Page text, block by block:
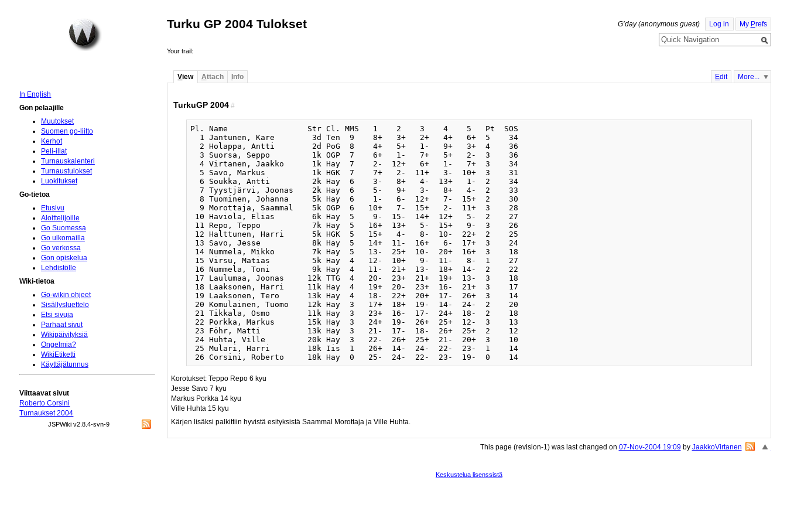
G’day (anonymous guest) Log in My Prefs
Turku GP 2004 Tulokset
Your trail:
Edit More...
View Attach Info
TurkuGP 2004 #
Pl. Name                 Str Cl. MMS   1    2    3    4    5   Pt  SOS
  1 Jantunen, Kare        3d Ten  9    8+   3+   2+   4+   6+  5    34
  2 Holappa, Antti        2d PoG  8    4+   5+   1-   9+   3+  4    36
  3 Suorsa, Seppo         1k OGP  7    6+   1-   7+   5+   2-  3    36
  4 Virtanen, Jaakko      1k Hay  7    2-  12+   6+   1-   7+  3    34
  5 Savo, Markus          1k HGK  7    7+   2-  11+   3-  10+  3    31
  6 Soukka, Antti         2k Hay  6    3-   8+   4-  13+   1-  2    34
  7 Tyystjärvi, Joonas    2k Hay  6    5-   9+   3-   8+   4-  2    33
  8 Tuominen, Johanna     5k Hay  6    1-   6-  12+   7-  15+  2    30
  9 Morottaja, Saammal    5k OGP  6   10+   7-  15+   2-  11+  3    28
10 Haviola, Elias        6k Hay  5    9-  15-  14+  12+   5-  2    27
11 Repo, Teppo           7k Hay  5   16+  13+   5-  15+   9-  3    26
12 Halttunen, Harri      5k HGK  5   15+   4-   8-  10-  22+  2    25
13 Savo, Jesse           8k Hay  5   14+  11-  16+   6-  17+  3    24
14 Nummela, Mikko        7k Hay  5   13-  25+  10-  20+  16+  3    18
15 Virsu, Matias         5k Hay  4   12-  10+   9-  11-   8-  1    27
16 Nummela, Toni         9k Hay  4   11-  21+  13-  18+  14-  2    22
17 Laulumaa, Joonas     12k TTG  4   20-  23+  21+  19+  13-  3    18
18 Laaksonen, Harri     11k Hay  4   19+  20-  23+  16-  21+  3    17
19 Laaksonen, Tero      13k Hay  4   18-  22+  20+  17-  26+  3    14
20 Komulainen, Tuomo    12k Hay  3   17+  18+  19-  14-  24-  2    20
21 Tikkala, Osmo        11k Hay  3   23+  16-  17-  24+  18-  2    18
22 Porkka, Markus       15k Hay  3   24+  19-  26+  25+  12-  3    13
23 Föhr, Matti          13k Hay  3   21-  17-  18-  26+  25+  2    12
24 Huhta, Ville         20k Hay  3   22-  26+  25+  21-  20+  3    10
25 Mulari, Harri        18k Iis  1   26+  14-  24-  22-  23-  1    14
Korotukset: Teppo Repo 6 kyu
Jesse Savo 7 kyu
Markus Porkka 14 kyu
Ville Huhta 15 kyu
Kärjen lisäksi palkittiin hyvistä esityksistä Saammal Morottaja ja Ville Huhta.
This page (revision-1) was last changed on 07-Nov-2004 19:09by JaakkoVirtanen
In English
Gon pelaajille
Muutokset
Suomen go-liitto
Kerhot
Peli-illat
Turnauskalenteri
Turnaustulokset
Luokitukset
Go-tietoa
Etusivu
Aloittelijoille
Go Suomessa
Go ulkomailla
Go verkossa
Gon opiskelua
Lehdistölle
Wiki-tietoa
Go-wikin ohjeet
Sisällysluettelo
Etsi sivuja
Parhaat sivut
Wikipäivityksiä
Ongelmia?
WikiEtiketti
Käyttäjätunnus
Viittaavat sivut
Roberto Corsini
Turnaukset 2004
JSPWiki v2.8.4-svn-9
Keskustelua lisenssistä